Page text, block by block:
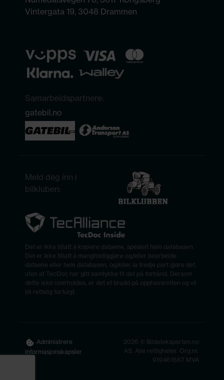
Vintergata 19, 3048 Drammen
Samarbeidspartnere:
gatebil.no
Meld deg inn i
bilkluben:
Det er ikke tillatt å kopiere dataene, spesielt hele databasen.
Det er ikke tillatt å mangfoldiggjøre og/eller bearbeide
dataene eller hele databasen, og/eller la tredje part gjøre det,
uten at TecDoc har gitt samtykke til det på forhånd. Dersom
dette ikke overholdes, er det et brudd på opphavsretten og vil
bli rettslig forfulgt.
Administrere
informasjonskapsler
2026 © Bildeleksperten.no
AS. Alle rettigheter. Org.nr.
919461667 MVA